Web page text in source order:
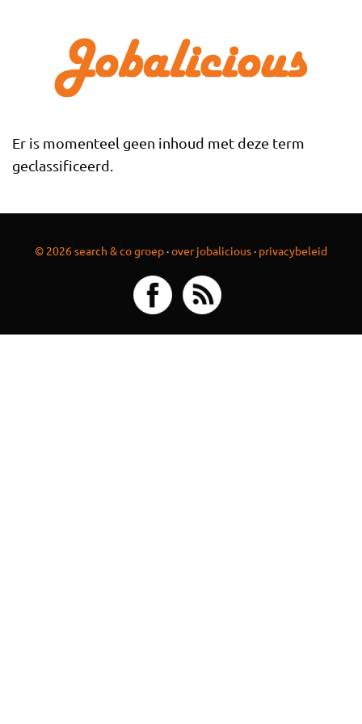
Er is momenteel geen inhoud met deze term
geclassificeerd.
© 2026 search & co groep ·over jobalicious · privacybeleid